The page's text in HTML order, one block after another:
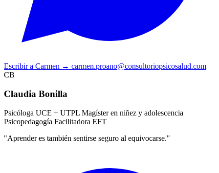
Escribir a Carmen → carmen.proano@consultoriopsicosalud.com
CB
Claudia Bonilla
Psicóloga UCE + UTPL Magíster en niñez y adolescencia
Psicopedagogía Facilitadora EFT
"Aprender es también sentirse seguro al equivocarse."